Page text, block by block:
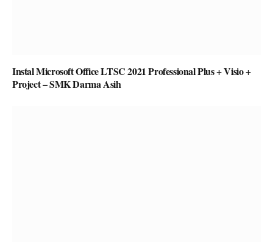
Instal Microsoft Office LTSC 2021 Professional Plus + Visio +
Project – SMK Darma Asih